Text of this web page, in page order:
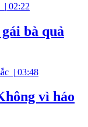
| 02:22
bà quả
| 03:48
vì háo